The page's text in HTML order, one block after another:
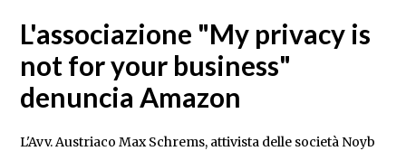
L'associazione "My privacy is
not for your business"
denuncia Amazon
L'Avv. Austriaco Max Schrems, attivista delle società Noyb